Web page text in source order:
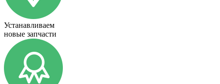
Устанавливаем
новые запчасти